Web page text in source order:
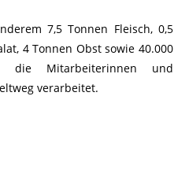
7,5 Tonnen Fleisch, 0,5
4 Tonnen Obst sowie 40.000
die Mitarbeiterinnen und
verarbeitet.